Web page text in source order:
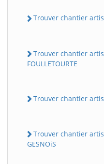
Trouver chantier
Trouver chantier
FOULLETOURTE
Trouver chantier
Trouver chantier
GESNOiS